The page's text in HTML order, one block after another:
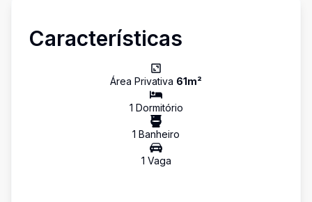
Características
Área Privativa 61m²
1 Dormitório
1 Banheiro
1 Vaga